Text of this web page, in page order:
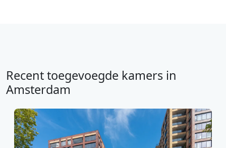
Recent toegevoegde kamers in
Amsterdam